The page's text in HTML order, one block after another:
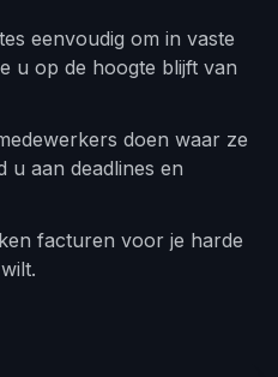
eenvoudig om in vaste
u op de hoogte blijft van
doen waar ze
u aan deadlines en
facturen voor je harde